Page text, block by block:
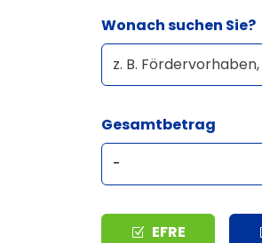
Wonach suchen Sie?
Gesamtbetrag
Typ EFRE